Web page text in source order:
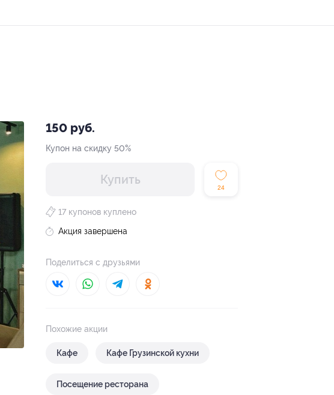
150 руб.
Купон на скидку 50%
Купить
24
17 купонов куплено
Акция завершена
Поделиться с друзьями
Похожие акции
Кафе Кафе Грузинской кухни
Посещение ресторана